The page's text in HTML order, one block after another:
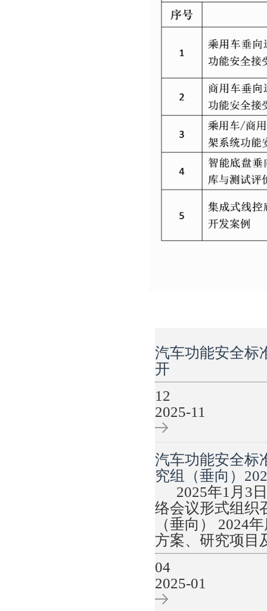
汽车功能安全标
开
12
2025-11
汽车功能安全标
究组（垂向）
2025年1月3日
络会议形式组织
（垂向） 2024
方案、研究项
04
2025-01